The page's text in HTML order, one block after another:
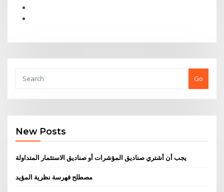
Go
New Posts
يجب أن أشتري صناديق المؤشرات أو صناديق الاستثمار المتداولة
مصطلح فهرسة نظرية المؤيد